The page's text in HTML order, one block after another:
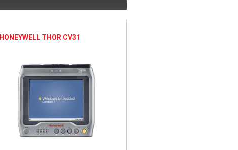
HONEYWELL THOR CV31